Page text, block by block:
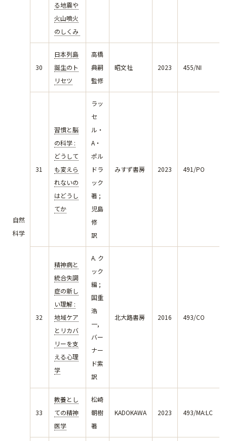
自然
科学
る地震や
火山噴火
のしくみ
30
日本列島
誕生のト
リセツ
高橋
典嗣
監修
昭文社 2023 455/NI
31
習慣と脳
の科学 :
どうして
も変えら
れないの
はどうし
てか
ラッ
セ
ル・
A・
ポル
ドラ
ック
著 ;
児島
修
訳
みすず書房 2023 491/PO
32
精神病と
統合失調
症の新し
い理解 :
地域ケア
とリカバ
リーを支
える心理
学
A. ク
ック
編 ;
国重
浩
一,
バー
ナー
ド紫
訳
北大路書房 2016 493/CO
33
教養とし
ての精神
医学
松崎
朝樹
著
KADOKAWA 2023 493/MA:LC